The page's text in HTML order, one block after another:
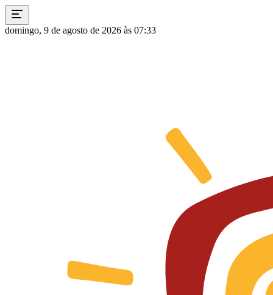
domingo, 9 de agosto de 2026 às 07:33